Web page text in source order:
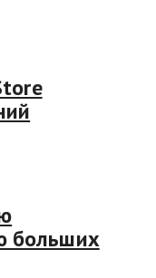
больших